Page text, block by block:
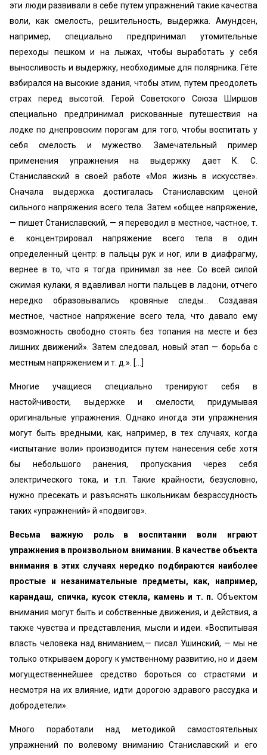
эти люди развивали в себе путем упражнений такие качества
воли, как смелость, решительность, выдержка. Амундсен,
например, специально предпринимал утомительные
переходы пешком и на лыжах, чтобы выработать у себя
выносливость и выдержку, необходимые для полярника. Гёте
взбирался на высокие здания, чтобы этим, путем преодолеть
страх перед высотой. Герой Советского Союза Ширшов
специально предпринимал рискованные путешествия на
лодке по днепровским порогам для того, чтобы воспитать у
себя смелость и мужество. Замечательный пример
применения упражнения на выдержку дает К. С.
Станиславский в своей работе «Моя жизнь в искусстве».
Сначала выдержка достигалась Станиславским ценой
сильного напряжения всего тела. Затем «общее напряжение,
— пишет Станиславский, — я переводил в местное, частное, т.
е. концентрировал напряжение всего тела в один
определенный центр: в пальцы рук и ног, или в диафрагму,
вернее в то, что я тогда принимал за нее. Со всей силой
сжимая кулаки, я вдавливал ногти пальцев в ладони, отчего
нередко образовывались кровяные следы... Создавая
местное, частное напряжение всего тела, что давало ему
возможность свободно стоять без топания на месте и без
лишних движений». Затем следовал, новый этап — борьба с
местным напряжением и т. д.». [...]
Многие учащиеся специально тренируют себя в
настойчивости, выдержке и смелости, придумывая
оригинальные упражнения. Однако иногда эти упражнения
могут быть вредными, как, например, в тех случаях, когда
«испытание воли» производится путем нанесения себе хотя
бы небольшого ранения, пропускания через себя
электрического тока, и т.п. Такие крайности, безусловно,
нужно пресекать и разъяснять школьникам безрассудность
таких «упражнений» й «подвигов».
Весьма важную роль в воспитании воли играют
упражнения в произвольном внимании. В качестве объекта
внимания в этих случаях нередко подбираются наиболее
простые и незанимательные предметы, как, например,
карандаш, спичка, кусок стекла, камень и т. п. Объектом
внимания могут быть и собственные движения, и действия, а
также чувства и представления, мысли и идеи. «Воспитывая
власть человека над вниманием,— писал Ушинский, — мы не
только открываем дорогу к умственному развитию, но и даем
могущественнейшее средство бороться со страстями и
несмотря на их влияние, идти дорогою здравого рассудка и
добродетели».
Много поработали над методикой самостоятельных
упражнений по волевому вниманию Станиславский и его